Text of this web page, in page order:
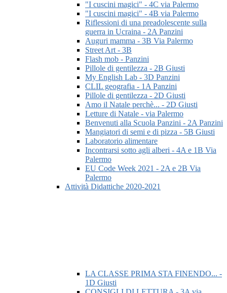
"I cuscini magici" - 4C via Palermo
"I cuscini magici" - 4B via Palermo
Riflessioni di una preadolescente sulla
guerra in Ucraina - 2A Panzini
Auguri mamma - 3B Via Palermo
Street Art - 3B
Flash mob - Panzini
Pillole di gentilezza - 2B Giusti
My English Lab - 3D Panzini
CLIL geografia - 1A Panzini
Pillole di gentilezza - 2D Giusti
Amo il Natale perchè... - 2D Giusti
Letture di Natale - via Palermo
Benvenuti alla Scuola Panzini - 2A Panzini
Mangiatori di semi e di pizza - 5B Giusti
Laboratorio alimentare
Incontrarsi sotto agli alberi - 4A e 1B Via
Palermo
EU Code Week 2021 - 2A e 2B Via
Palermo
Attività Didattiche 2020-2021
LA CLASSE PRIMA STA FINENDO... -
1D Giusti